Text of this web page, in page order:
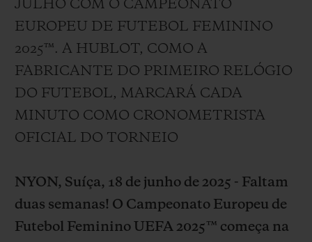
JULHO COM O CAMPEONATO
EUROPEU DE FUTEBOL FEMININO
2025™. A HUBLOT, COMO A
FABRICANTE DO PRIMEIRO RELÓGIO
DO FUTEBOL, MARCARÁ CADA
MINUTO COMO CRONOMETRISTA
OFICIAL DO TORNEIO
NYON, Suíça, 18 de junho de 2025 - Faltam
duas semanas! O Campeonato Europeu de
Futebol Feminino UEFA 2025™ começa na
BIG BANG
SUMMER MULTI-
BIG BANG
PEACH CERAMIC ESSENTIAL
SERVIÇIOS EXCLUSIVOS
ENTREGA PROGRAMADA
ENTREGA E DEVOLUÇÕES DE CORTESIA